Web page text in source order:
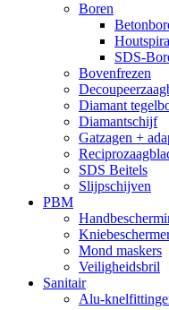
Boren
SDS-
Bovenfrezen
Diamant
Diamantschijf
Gatzagen +
SDS Beitels
Slijpschijven
PBM
Mond maskers
Veiligheidsbril
Sanitair
Alu-